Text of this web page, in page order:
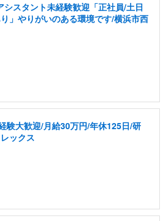
シスタント未経験歓迎「正社員/土日
」やりがいのある環境です/横浜市西
験大歓迎/月給30万円/年休125日/研
ックス